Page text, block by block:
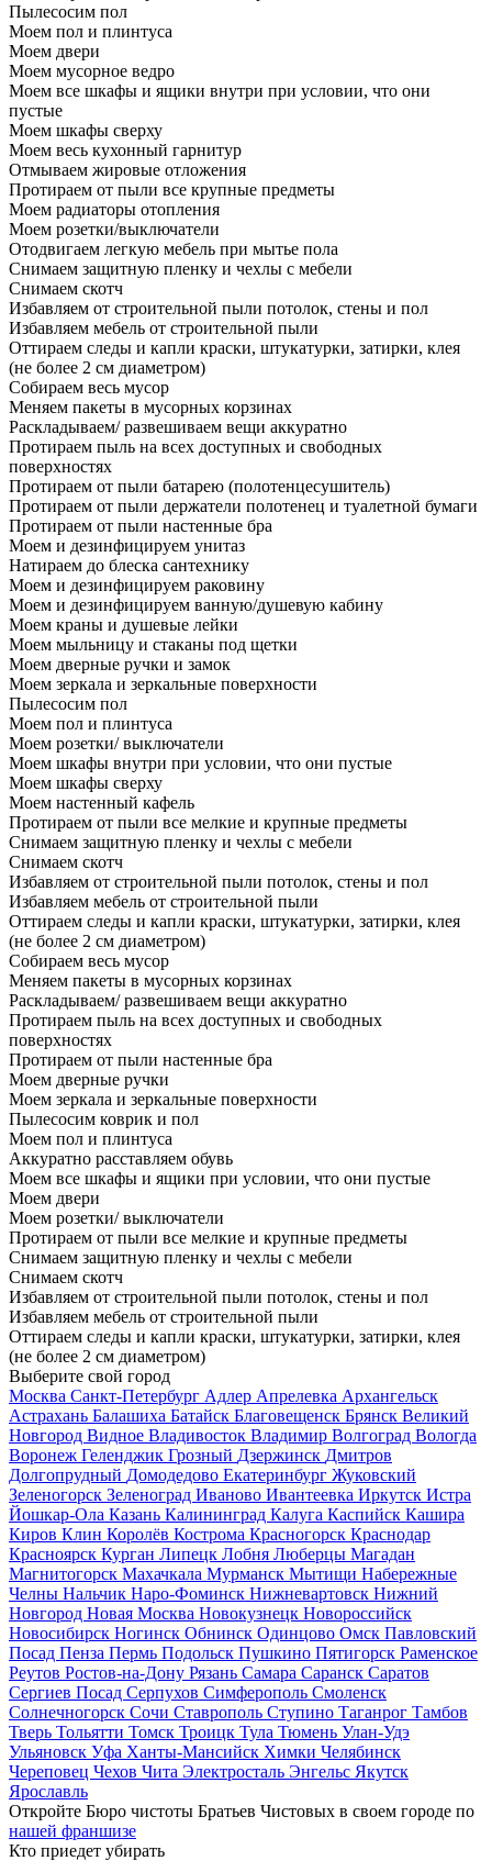
Пылесосим пол
Моем пол и плинтуса
Моем двери
Моем мусорное ведро
Моем все шкафы и ящики внутри при условии, что они
пустые
Моем шкафы сверху
Моем весь кухонный гарнитур
Отмываем жировые отложения
Протираем от пыли все крупные предметы
Моем радиаторы отопления
Моем розетки/выключатели
Отодвигаем легкую мебель при мытье пола
Снимаем защитную пленку и чехлы с мебели
Снимаем скотч
Избавляем от строительной пыли потолок, стены и пол
Избавляем мебель от строительной пыли
Оттираем следы и капли краски, штукатурки, затирки, клея
(не более 2 см диаметром)
Собираем весь мусор
Меняем пакеты в мусорных корзинах
Раскладываем/ развешиваем вещи аккуратно
Протираем пыль на всех доступных и свободных
поверхностях
Протираем от пыли батарею (полотенцесушитель)
Протираем от пыли держатели полотенец и туалетной бумаги
Протираем от пыли настенные бра
Моем и дезинфицируем унитаз
Натираем до блеска сантехнику
Моем и дезинфицируем раковину
Моем и дезинфицируем ванную/душевую кабину
Моем краны и душевые лейки
Моем мыльницу и стаканы под щетки
Моем дверные ручки и замок
Моем зеркала и зеркальные поверхности
Пылесосим пол
Моем пол и плинтуса
Моем розетки/ выключатели
Моем шкафы внутри при условии, что они пустые
Моем шкафы сверху
Моем настенный кафель
Протираем от пыли все мелкие и крупные предметы
Снимаем защитную пленку и чехлы с мебели
Снимаем скотч
Избавляем от строительной пыли потолок, стены и пол
Избавляем мебель от строительной пыли
Оттираем следы и капли краски, штукатурки, затирки, клея
(не более 2 см диаметром)
Собираем весь мусор
Меняем пакеты в мусорных корзинах
Раскладываем/ развешиваем вещи аккуратно
Протираем пыль на всех доступных и свободных
поверхностях
Протираем от пыли настенные бра
Моем дверные ручки
Моем зеркала и зеркальные поверхности
Пылесосим коврик и пол
Моем пол и плинтуса
Аккуратно расставляем обувь
Моем все шкафы и ящики при условии, что они пустые
Моем двери
Моем розетки/ выключатели
Протираем от пыли все мелкие и крупные предметы
Снимаем защитную пленку и чехлы с мебели
Снимаем скотч
Избавляем от строительной пыли потолок, стены и пол
Избавляем мебель от строительной пыли
Оттираем следы и капли краски, штукатурки, затирки, клея
(не более 2 см диаметром)
Выберите свой город
Москва Санкт-Петербург Адлер Апрелевка Архангельск
Астрахань Балашиха Батайск Благовещенск Брянск Великий
Новгород Видное Владивосток Владимир Волгоград Вологда
Воронеж Геленджик Грозный Дзержинск Дмитров
Долгопрудный Домодедово Екатеринбург Жуковский
Зеленогорск Зеленоград Иваново Ивантеевка Иркутск Истра
Йошкар-Ола Казань Калининград Калуга Каспийск Кашира
Киров Клин Королёв Кострома Красногорск Краснодар
Красноярск Курган Липецк Лобня Люберцы Магадан
Магнитогорск Махачкала Мурманск Мытищи Набережные
Челны Нальчик Наро-Фоминск Нижневартовск Нижний
Новгород Новая Москва Новокузнецк Новороссийск
Новосибирск Ногинск Обнинск Одинцово Омск Павловский
Посад Пенза Пермь Подольск Пушкино Пятигорск Раменское
Реутов Ростов-на-Дону Рязань Самара Саранск Саратов
Сергиев Посад Серпухов Симферополь Смоленск
Солнечногорск Сочи Ставрополь Ступино Таганрог Тамбов
Тверь Тольятти Томск Троицк Тула Тюмень Улан-Удэ
Ульяновск Уфа Ханты-Мансийск Химки Челябинск
Череповец Чехов Чита Электросталь Энгельс Якутск
Ярославль
Откройте Бюро чистоты Братьев Чистовых в своем городе по
нашей франшизе
Кто приедет убирать